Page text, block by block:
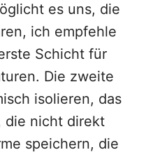
es uns, die
ich empfehle
Schicht für
Die zweite
isolieren, das
die nicht direkt
speichern, die